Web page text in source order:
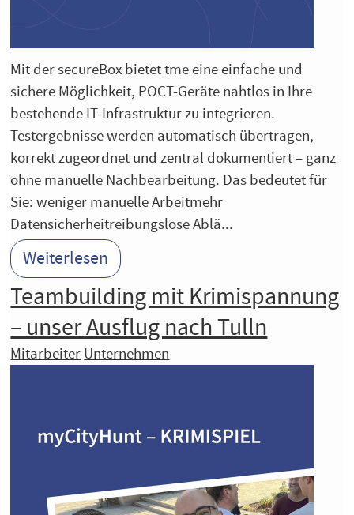
Mit der secureBox bietet tme eine einfache und
sichere Möglichkeit, POCT-Geräte nahtlos in Ihre
bestehende IT-Infrastruktur zu integrieren.
Testergebnisse werden automatisch übertragen,
korrekt zugeordnet und zentral dokumentiert – ganz
ohne manuelle Nachbearbeitung. Das bedeutet für
Sie: weniger manuelle Arbeitmehr
Datensicherheitreibungslose Ablä...
Weiterlesen
Teambuilding mit Krimispannung
– unser Ausflug nach Tulln
Mitarbeiter Unternehmen